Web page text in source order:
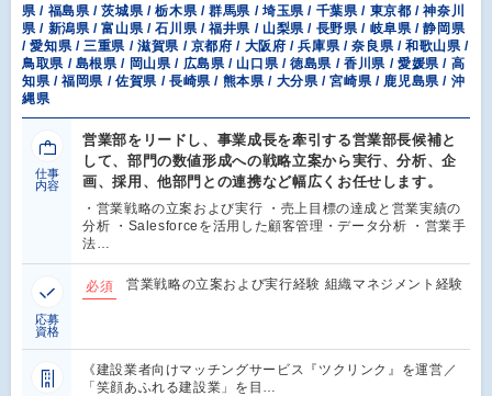
県 / 福島県 / 茨城県 / 栃木県 / 群馬県 / 埼玉県 / 千葉県 / 東京都 / 神奈川
県 / 新潟県 / 富山県 / 石川県 / 福井県 / 山梨県 / 長野県 / 岐阜県 / 静岡県
/ 愛知県 / 三重県 / 滋賀県 / 京都府 / 大阪府 / 兵庫県 / 奈良県 / 和歌山県 /
鳥取県 / 島根県 / 岡山県 / 広島県 / 山口県 / 徳島県 / 香川県 / 愛媛県 / 高
知県 / 福岡県 / 佐賀県 / 長崎県 / 熊本県 / 大分県 / 宮崎県 / 鹿児島県 / 沖
縄県
仕事
内容
営業部をリードし、事業成長を牽引する営業部長候補と
して、部門の数値形成への戦略立案から実行、分析、企
画、採用、他部門との連携など幅広くお任せします。
・営業戦略の立案および実行 ・売上目標の達成と営業実績の
分析 ・Salesforceを活用した顧客管理・データ分析 ・営業手
法…
応募
資格
必須 営業戦略の立案および実行経験 組織マネジメント経験
《建設業者向けマッチングサービス『ツクリンク』を運営／
「笑顔あふれる建設業」を目…